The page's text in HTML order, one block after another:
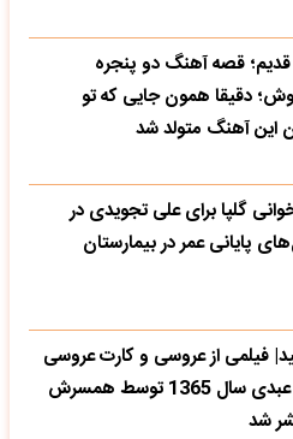
قدیم؛ قصه آهنگ دو پنجره
دقیقا همون جایی که تو
این آهنگ متولد شد
گلپا برای علی تجویدی در
پایانی عمر در بیمارستان
فیلمی از عروسی و کارت عروسی
اکبر عبدی سال 1365 توسط همسرش
شد